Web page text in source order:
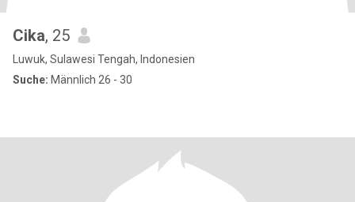
Cika, 25
Luwuk, Sulawesi Tengah, Indonesien
Suche: Männlich 26 - 30